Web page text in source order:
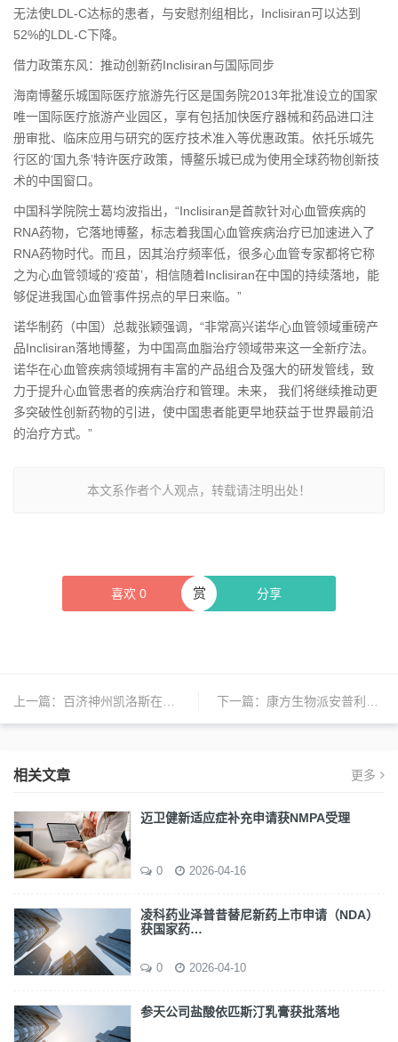
无法使LDL-C达标的患者，与安慰剂组相比，Inclisiran可以达到
52%的LDL-C下降。
借力政策东风：推动创新药Inclisiran与国际同步
海南博鳌乐城国际医疗旅游先行区是国务院2013年批准设立的国家
唯一国际医疗旅游产业园区，享有包括加快医疗器械和药品进口注
册审批、临床应用与研究的医疗技术准入等优惠政策。依托乐城先
行区的‘国九条’特许医疗政策，博鳌乐城已成为使用全球药物创新技
术的中国窗口。
中国科学院院士葛均波指出，“Inclisiran是首款针对心血管疾病的
RNA药物，它落地博鳌，标志着我国心血管疾病治疗已加速进入了
RNA药物时代。而且，因其治疗频率低，很多心血管专家都将它称
之为心血管领域的‘疫苗’，相信随着Inclisiran在中国的持续落地，能
够促进我国心血管事件拐点的早日来临。”
诺华制药（中国）总裁张颖强调，“非常高兴诺华心血管领域重磅产
品Inclisiran落地博鳌，为中国高血脂治疗领域带来这一全新疗法。
诺华在心血管疾病领域拥有丰富的产品组合及强大的研发管线，致
力于提升心血管患者的疾病治疗和管理。未来， 我们将继续推动更
多突破性创新药物的引进，使中国患者能更早地获益于世界最前沿
的治疗方式。”
本文系作者个人观点，转载请注明出处！
喜欢 0 分享
赏
上一篇： 百济神州凯洛斯在中国获批用于治疗复发或难治性多发性骨髓瘤成人患者 下一篇： 康方生物派安普利（PD-1）提交第三个上市申请
相关文章 更多
迈卫健新适应症补充申请获NMPA受理
0 2026-04-16
凌科药业泽普昔替尼新药上市申请（NDA）
获国家药…
0 2026-04-10
参天公司盐酸依匹斯汀乳膏获批落地